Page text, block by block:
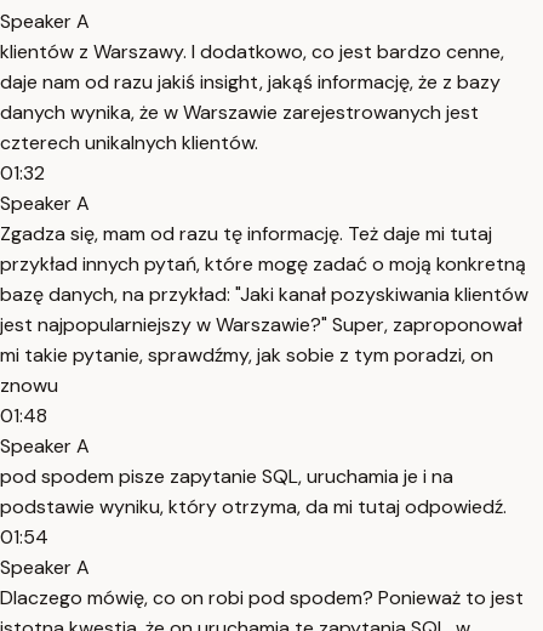
Speaker A
klientów z Warszawy. I dodatkowo, co jest bardzo cenne,
daje nam od razu jakiś insight, jakąś informację, że z bazy
danych wynika, że w Warszawie zarejestrowanych jest
czterech unikalnych klientów.
01:32
Speaker A
Zgadza się, mam od razu tę informację. Też daje mi tutaj
przykład innych pytań, które mogę zadać o moją konkretną
bazę danych, na przykład: "Jaki kanał pozyskiwania klientów
jest najpopularniejszy w Warszawie?" Super, zaproponował
mi takie pytanie, sprawdźmy, jak sobie z tym poradzi, on
znowu
01:48
Speaker A
pod spodem pisze zapytanie SQL, uruchamia je i na
podstawie wyniku, który otrzyma, da mi tutaj odpowiedź.
01:54
Speaker A
Dlaczego mówię, co on robi pod spodem? Ponieważ to jest